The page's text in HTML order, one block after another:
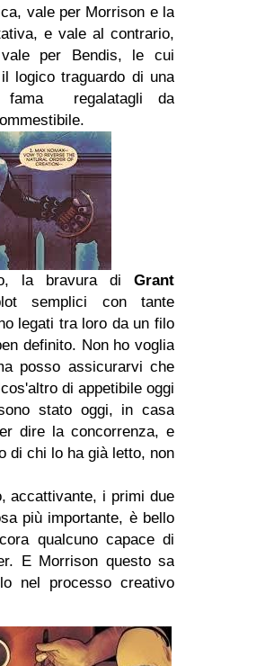
vale per Morrison e la
e vale al contrario,
per Bendis, le cui
logico traguardo di una
fama regalatagli da
la bravura di Grant
semplici con tante
legati tra loro da un filo
definito. Non ho voglia
posso assicurarvi che
di appetibile oggi
stato oggi, in casa
dire la concorrenza, e
di chi lo ha già letto, non
accattivante, i primi due
più importante, è bello
qualcuno capace di
E Morrison questo sa
nel processo creativo